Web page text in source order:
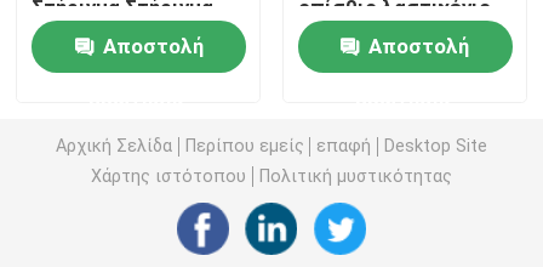
Μοντάρισμα μηχανών της Hyundai
Βραχίονας ελέγχου αναστολής
Σύνδεση φραγμών σταθεροποιητών
Στήριγμα Στήριγμα
Μπροστά Άξονα
Αριστερά 1 έτος
Εγγύηση
Αποστολή
οπίσθιο λαστιχένιο
cOem απορροφητών
κλονισμούΑποστολή
Αρχική Σελίδα Περίπου εμείς επαφή
Desktop Site
Χάρτης ιστότοπου
Πολιτική μυστικότητας